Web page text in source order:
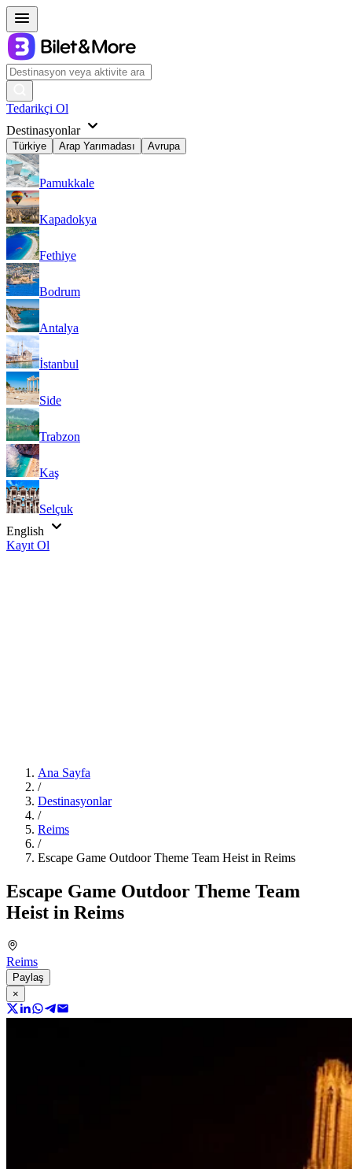
Tedarikçi Ol
Destinasyonlar
Türkiye Arap Yarımadası Avrupa
Pamukkale
Kapadokya
Fethiye
Bodrum
Antalya
İstanbul
Side
Trabzon
Kaş
Selçuk
English
Kayıt Ol
Ana Sayfa
/
Destinasyonlar
/
Reims
/
Escape Game Outdoor Theme Team Heist in Reims
Escape Game Outdoor Theme Team
Heist in Reims
Reims
Paylaş
×